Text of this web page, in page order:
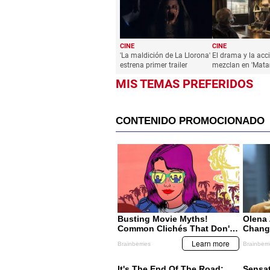
CINE
'La maldición de La Llorona'
estrena primer trailer
CINE
El drama y la
mezclan en
MIS TEMAS PREFERIDOS